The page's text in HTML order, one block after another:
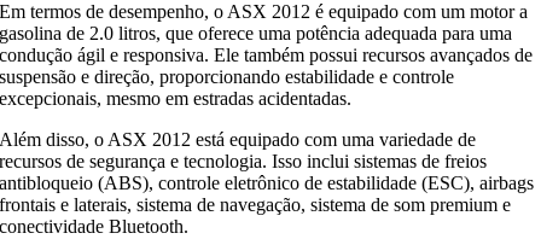
Em termos de desempenho, o ASX 2012 é equipado com um motor a
gasolina de 2.0 litros, que oferece uma potência adequada para uma
condução ágil e responsiva. Ele também possui recursos avançados de
suspensão e direção, proporcionando estabilidade e controle
excepcionais, mesmo em estradas acidentadas.
Além disso, o ASX 2012 está equipado com uma variedade de
recursos de segurança e tecnologia. Isso inclui sistemas de freios
antibloqueio (ABS), controle eletrônico de estabilidade (ESC), airbags
frontais e laterais, sistema de navegação, sistema de som premium e
conectividade Bluetooth.